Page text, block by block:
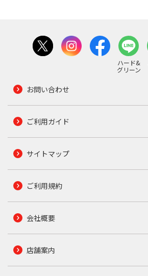
ハード&
グリーン
お問い合わせ
ご利用ガイド
サイトマップ
ご利用規約
会社概要
店舗案内